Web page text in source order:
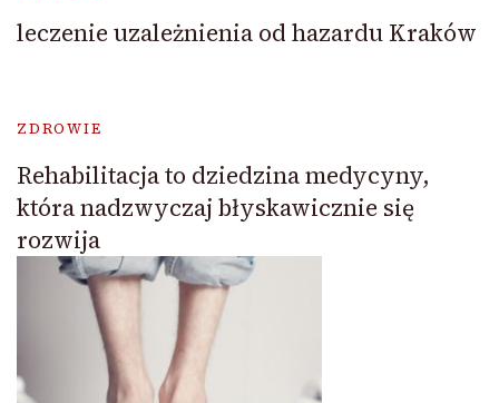
leczenie uzależnienia od hazardu Kraków
ZDROWIE
Rehabilitacja to dziedzina medycyny,
która nadzwyczaj błyskawicznie się
rozwija